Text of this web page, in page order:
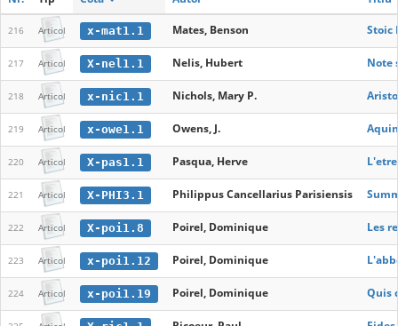
216 Articol x-mat1.1 Mates, Benson Stoic
217 Articol X-nel1.1 Nelis, Hubert Note
218 Articol x-nic1.1 Nichols, Mary P.
219 Articol x-owe1.1 Owens, J.
220 Articol X-pas1.1 Pasqua, Herve
221 Articol X-PHI3.1 Philippus Cancellarius Parisiensis
222 Articol X-poi1.8 Poirel, Dominique Les
223 Articol x-poi1.12 Poirel, Dominique
224 Articol x-poi1.19 Poirel, Dominique Quis